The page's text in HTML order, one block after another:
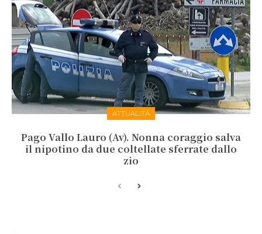
ATTUALITÀ
Pago Vallo Lauro (Av). Nonna coraggio salva
il nipotino da due coltellate sferrate dallo
zio